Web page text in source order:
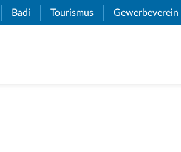
Link)
Badi (External Link)
Tourismus (External Link)
Gewerbeverein